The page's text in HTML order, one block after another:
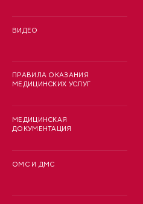
ВИДЕО
ПРАВИЛА ОКАЗАНИЯ
МЕДИЦИНСКИХ УСЛУГ
МЕДИЦИНСКАЯ
ДОКУМЕНТАЦИЯ
ОМС И ДМС